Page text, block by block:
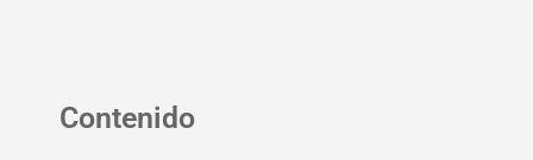
Contenido